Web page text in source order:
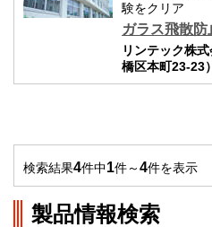
験をクリア
ガラス飛散防
リンテック株
橋区本町23-23）
検索結果4件中1件～4件を表示
製品情報検索